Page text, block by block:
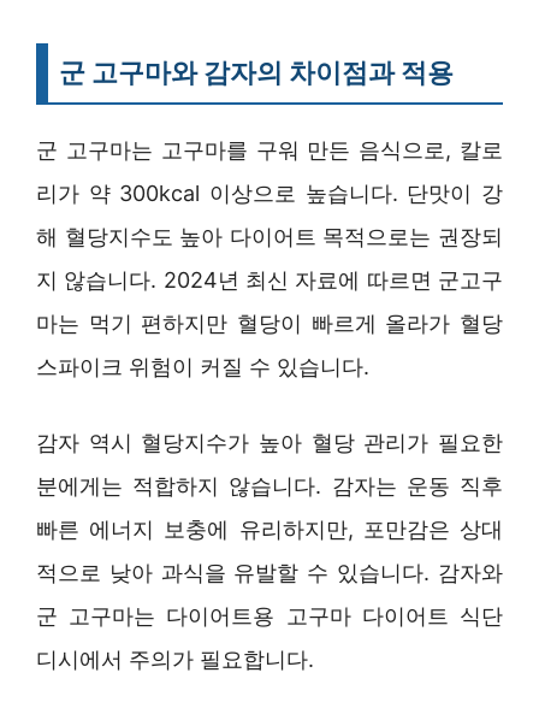
군 고구마와 감자의 차이점과 적용
군 고구마는 고구마를 구워 만든 음식으로, 칼로
리가 약 300kcal 이상으로 높습니다. 단맛이 강
해 혈당지수도 높아 다이어트 목적으로는 권장되
지 않습니다. 2024년 최신 자료에 따르면 군고구
마는 먹기 편하지만 혈당이 빠르게 올라가 혈당
스파이크 위험이 커질 수 있습니다.
감자 역시 혈당지수가 높아 혈당 관리가 필요한
분에게는 적합하지 않습니다. 감자는 운동 직후
빠른 에너지 보충에 유리하지만, 포만감은 상대
적으로 낮아 과식을 유발할 수 있습니다. 감자와
군 고구마는 다이어트용 고구마 다이어트 식단
디시에서 주의가 필요합니다.